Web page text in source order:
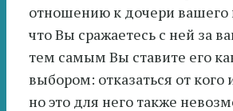
отношению к дочери вашего
что Вы сражаетесь с ней за
тем самым Вы ставите его
выбором: отказаться от кого
но это для него также